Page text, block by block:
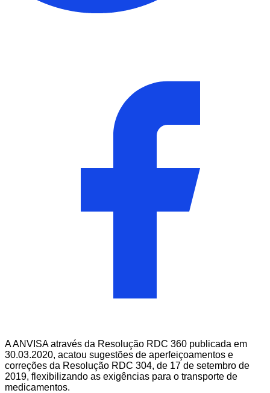
A ANVISA através da Resolução RDC 360 publicada em
30.03.2020, acatou sugestões de aperfeiçoamentos e
correções da Resolução RDC 304, de 17 de setembro de
2019, flexibilizando as exigências para o transporte de
medicamentos.